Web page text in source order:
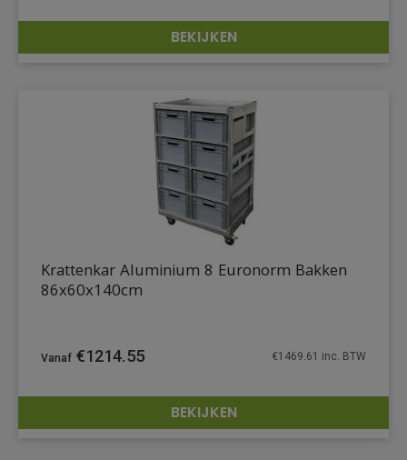
DETAILS
BEKIJKEN
DETAILS
Krattenkar Aluminium 8 Euronorm Bakken
86x60x140cm
€1214.55 €1469.61 inc. BTW
BEKIJKEN